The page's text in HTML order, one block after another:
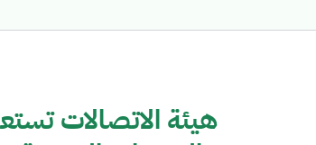
هيئة الاتصالات